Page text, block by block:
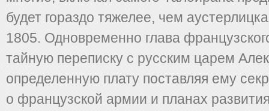
будет гораздо тяжелее, чем
1805. Одновременно глава
тайную переписку с русским царем
определенную плату поставляя ему
о французской армии и планах